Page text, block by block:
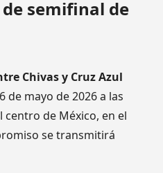
semifinal de
Chivas y Cruz Azul
de mayo de 2026 a las
centro de México, en el
se transmitirá